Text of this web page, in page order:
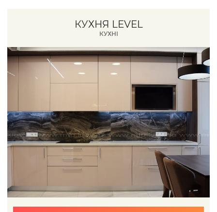
КУХНЯ LEVEL
КУХНІ